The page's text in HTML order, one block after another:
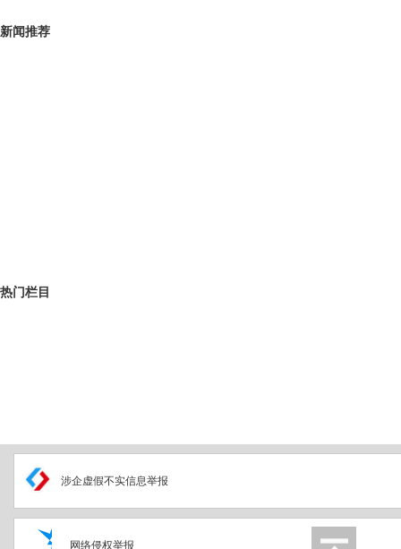
新闻推荐
热门栏目
涉企虚假不实信息举报
网络侵权举报